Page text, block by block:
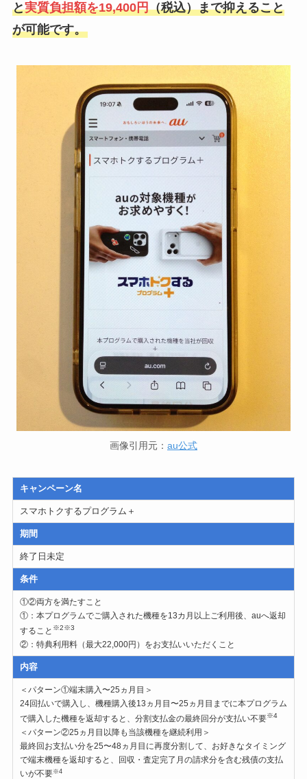
と実質負担額を19,400円（税込）まで抑えること
が可能です。
画像引用元： au公式
キャンペーン名
スマホトクするプログラム＋
期間
終了日未定
条件
①②両方を満たすこと
①：本プログラムでご購入された機種を13カ月以上ご利用後、auへ返却
すること ※2※3
②：特典利用料（最大22,000円）をお支払いいただくこと
内容
＜パターン①端末購入〜25ヵ月目＞
24回払いで購入し、機種購入後13ヵ月目〜25ヵ月目までに本プログラム
で購入した機種を返却すると、分割支払金の最終回分が支払い不要※4
＜パターン②25ヵ月目以降も当該機種を継続利用＞
最終回お支払い分を25〜48ヵ月目に再度分割して、お好きなタイミング
で端末機種を返却すると、回収・査定完了月の請求分を含む残債の支払
いが不要※4